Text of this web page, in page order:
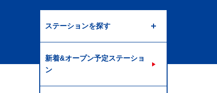
ステーションを探す
新着&オープン予定ステーショ
ン